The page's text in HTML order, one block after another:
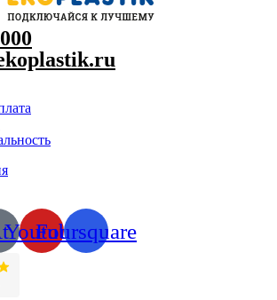
000
Youtube
Foursquare